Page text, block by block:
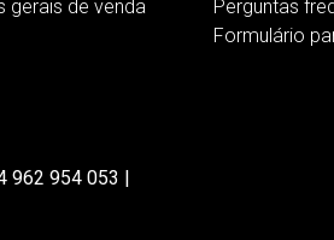
gerais de venda
Perguntas
Formulário
962 954 053